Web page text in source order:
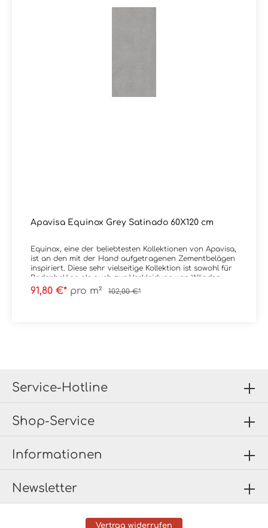
Apavisa Equinox Grey Satinado 60X120 cm
Equinox, eine der beliebtesten Kollektionen von Apavisa,
ist an den mit der Hand aufgetragenen Zementbelägen
inspiriert. Diese sehr vielseitige Kollektion ist sowohl für
Bodenbeläge als auch zur Verkleidung von Wänden
geeignet und in der Lage, verschiedene Stilarten und
Bereiche auf interessante Weise zu interpretieren.
91,80 €* pro m² 102,00 €*
Newsletter
Service-Hotline
Shop-Service
Informationen
Vertrag widerrufen